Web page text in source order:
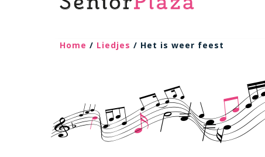
Home / Liedjes / Het is weer feest